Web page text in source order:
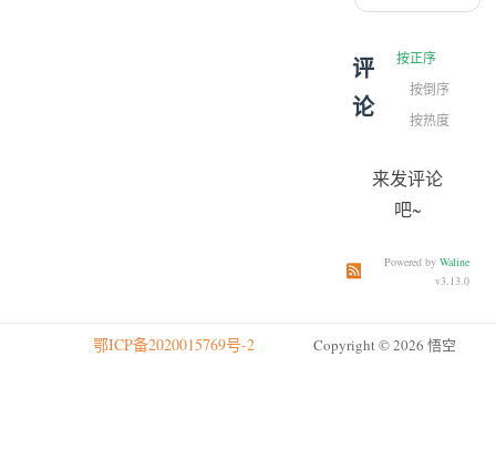
评
论
按正序
按倒序
按热度
来发评论
吧~
订阅本文评论 订阅本站
Powered by Waline
v3.13.0
鄂ICP备2020015769号-2 Copyright © 2026 悟空